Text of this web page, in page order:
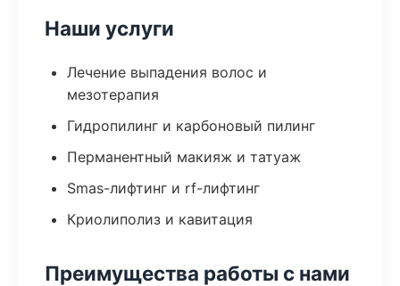
Наши услуги
Лечение выпадения волос и
мезотерапия
Гидропилинг и карбоновый пилинг
Перманентный макияж и татуаж
Smas-лифтинг и rf-лифтинг
Криолиполиз и кавитация
Преимущества работы с нами